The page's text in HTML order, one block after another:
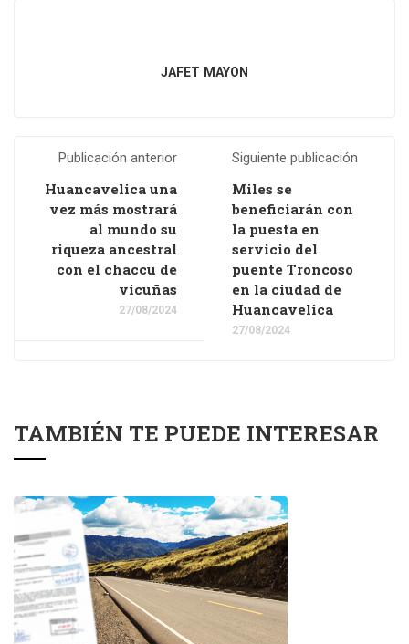
JAFET MAYON
Publicación anterior
Huancavelica una
vez más mostrará
al mundo su
riqueza ancestral
con el chaccu de
vicuñas
27/08/2024
Siguiente publicación
Miles se
beneficiarán con
la puesta en
servicio del
puente Troncoso
en la ciudad de
Huancavelica
27/08/2024
TAMBIÉN TE PUEDE INTERESAR